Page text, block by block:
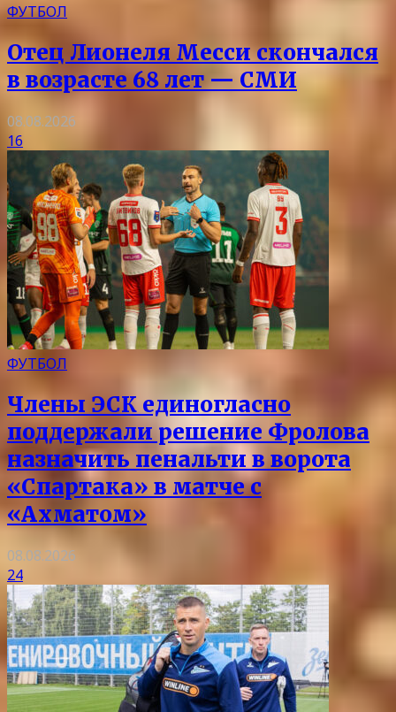
ФУТБОЛ
Отец Лионеля Месси скончался
в возрасте 68 лет — СМИ
08.08.2026
16
ФУТБОЛ
Члены ЭСК единогласно
поддержали решение Фролова
назначить пенальти в ворота
«Спартака» в матче с
«Ахматом»
08.08.2026
24